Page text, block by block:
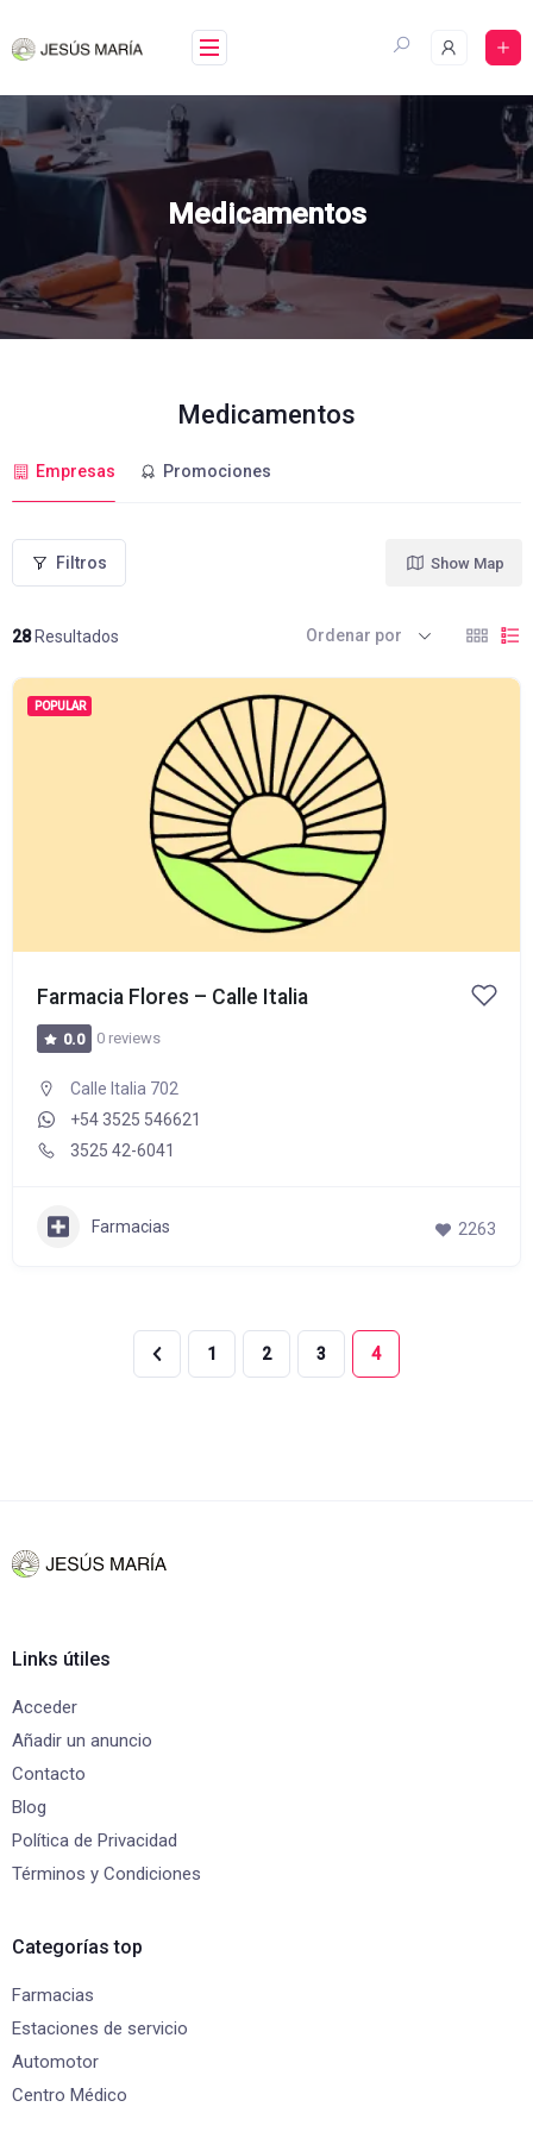
to
Medicamentos
Medicamentos
Empresas Promociones
Filtros
28Resultados
Show Map
Ordenar por
POPULAR
Farmacia Flores – Calle Italia
0.0 0 reviews
Calle Italia 702
+54 3525 546621
3525 42-6041
Farmacias 2263
1 2 3 4
Links útiles
Acceder
Añadir un anuncio
Contacto
Blog
Política de Privacidad
Términos y Condiciones
Categorías top
Farmacias
Estaciones de servicio
Automotor
Centro Médico